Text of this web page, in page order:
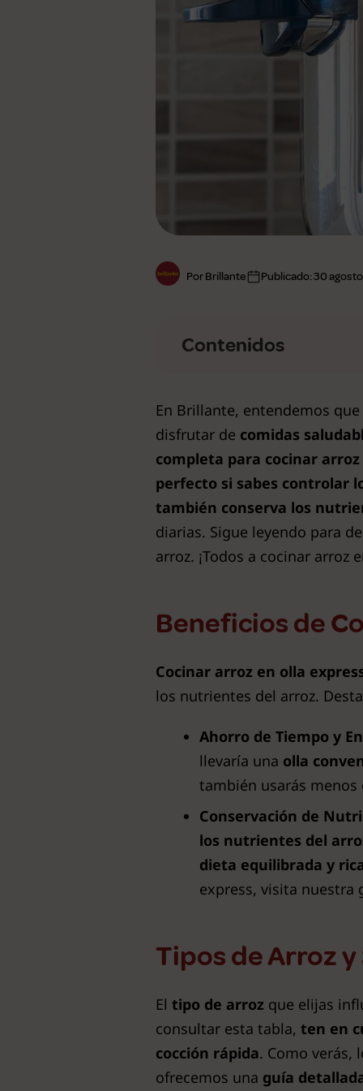
Por Brillante Publicado:30
Contenidos
En Brillante, entendemos que
disfrutar de comidas
completa para cocinar
perfecto si sabes controlar
también conserva los
diarias. Sigue leyendo para
arroz. ¡Todos a cocinar arroz
Beneficios de
Cocinar arroz en olla
los nutrientes del arroz.
Ahorro de Tiempo y
llevaría una olla
también usarás menos
Conservación de
los nutrientes del
dieta equilibrada y
express, visita nuestra
Tipos de Arroz
El tipo de arroz que elijas
consultar esta tabla, ten en
cocción rápida. Como verás,
ofrecemos una guía